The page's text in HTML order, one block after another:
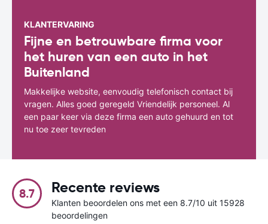
KLANTERVARING
Fijne en betrouwbare firma voor
het huren van een auto in het
Buitenland
Makkelijke website, eenvoudig telefonisch contact bij
vragen. Alles goed geregeld Vriendelijk personeel. Al
een paar keer via deze firma een auto gehuurd en tot
nu toe zeer tevreden
8.7 Recente reviews
Klanten beoordelen ons met een 8.7/10 uit 15928
beoordelingen